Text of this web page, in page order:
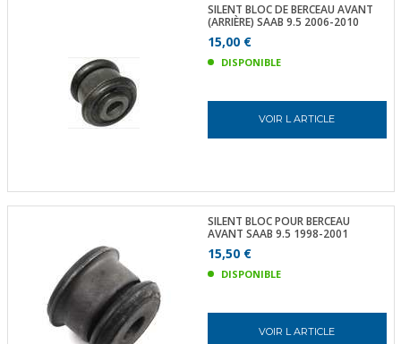
SILENT BLOC DE BERCEAU AVANT
(ARRIÈRE) SAAB 9.5 2006-2010
15,00 €
DISPONIBLE
VOIR L ARTICLE
SILENT BLOC POUR BERCEAU
AVANT SAAB 9.5 1998-2001
15,50 €
DISPONIBLE
VOIR L ARTICLE